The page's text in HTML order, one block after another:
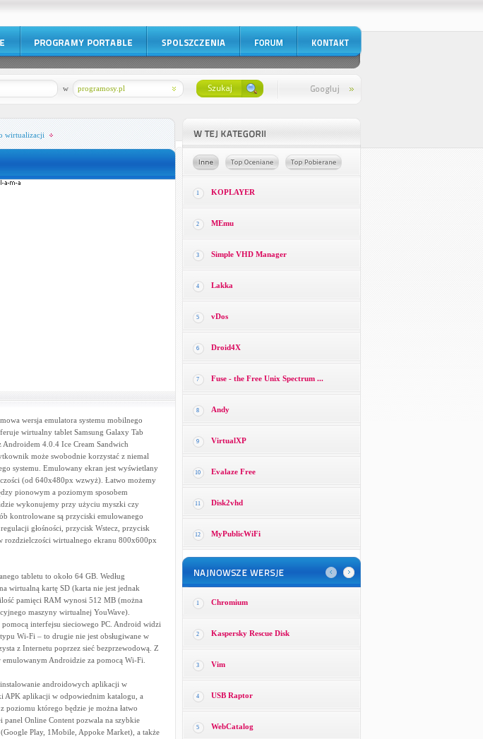
programosy.pl
w
wirtualizacji
wersja emulatora systemu mobilnego
wirtualny tablet Samsung Galaxy Tab
Androidem 4.0.4 Ice Cream Sandwich
może swobodnie korzystać z niemal
systemu. Emulowany ekran jest wyświetlany
(od 640x480px wzwyż). Łatwo możemy
pionowym a poziomym sposobem
wykonujemy przy użyciu myszki czy
kontrolowane są przyciski emulowanego
głośności, przycisk Wstecz, przycisk
wirtualnego ekranu 800x600px
tabletu to około 64 GB. Według
wirtualną kartę SD (karta nie jest jednak
pamięci RAM wynosi 512 MB (można
maszyny wirtualnej YouWave).
interfejsu sieciowego PC. Android widzi
Wi-Fi – to drugie nie jest obsługiwane w
z Internetu poprzez sieć bezprzewodową. Z
Androidzie za pomocą Wi-Fi.
androidowych aplikacji w
APK aplikacji w odpowiednim katalogu, a
poziomu którego będzie je można łatwo
Online Content pozwala na szybkie
Play, 1Mobile, Appoke Market), a także
1 KOPLAYER
2 MEmu
3 Simple VHD Manager
4 Lakka
5 vDos
6 Droid4X
7 Fuse - the Free Unix Spectrum ...
8 Andy
9 VirtualXP
10 Evalaze Free
11 Disk2vhd
12 MyPublicWiFi
1 Chromium
2 Kaspersky Rescue Disk
3 Vim
4 USB Raptor
5 WebCatalog